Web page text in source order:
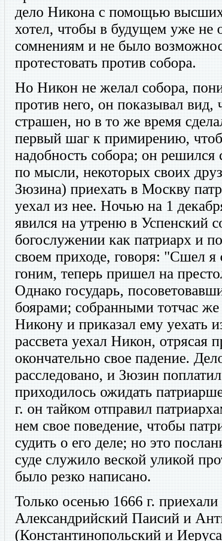
дело Никона с помощью высших
хотел, чтобы в будущем уже не
сомнениям и не было
протестовать против собора.
Но Никон не желал собора,
против него, он показывал вид,
страшен, но в то же время
первый шаг к примирению,
надобность собора; он
по мысли, некоторых своих
Зюзина) приехать в Москву
уехал из нее. Ночью на 1
явился на утреню в Успенский
богослужении как патриарх и
своем приходе, говоря: "Сшел я
гоним, теперь пришел на
Однако государь,
боярами; собранными тотчас
Никону и приказал ему уехать
рассвета уехал Никон, отрясая
окончательно свое падение.
расследовано, и Зюзин
приходилось ожидать
г. он тайком отправил
нем свое поведение, чтобы
судить о его деле; но это
суде служило веской уликой
было резко написано.
Только осенью 1666 г.
Александрийский Паисий и
(Константинопольский и